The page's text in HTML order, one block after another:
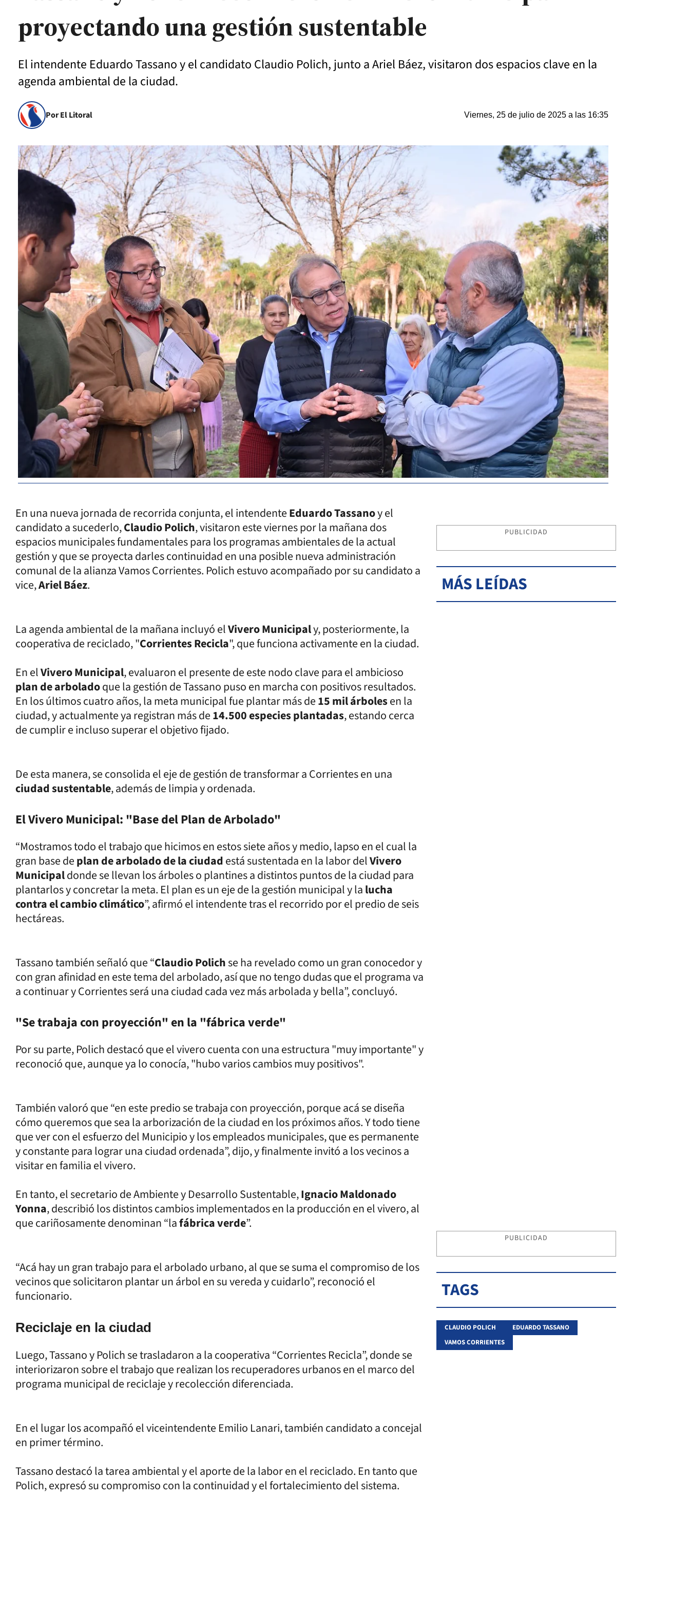
proyectando una gestión sustentable
El intendente Eduardo Tassano y el candidato Claudio Polich, junto a Ariel Báez, visitaron dos espacios clave en la
agenda ambiental de la ciudad.
Por El Litoral Viernes, 25 de julio de 2025 a las 16:35
En una nueva jornada de recorrida conjunta, el intendenteEduardo Tassanoy el
candidato a sucederlo,Claudio Polich, visitaron este viernes por la mañana dos
espacios municipales fundamentales para los programas ambientales de la actual
gestión y que se proyecta darles continuidad en una posible nueva administración
comunal de la alianza Vamos Corrientes. Polich estuvo acompañado por su candidato a
vice,Ariel Báez.
La agenda ambiental de la mañana incluyó elVivero Municipaly, posteriormente, la
cooperativa de reciclado, "Corrientes Recicla", que funciona activamente en la ciudad.
En elVivero Municipal, evaluaron el presente de este nodo clave para el ambicioso
plan de arboladoque la gestión de Tassano puso en marcha con positivos resultados.
En los últimos cuatro años, la meta municipal fue plantar más de15 mil árbolesen la
ciudad, y actualmente ya registran más de14.500 especies plantadas, estando cerca
de cumplir e incluso superar el objetivo fijado.
De esta manera, se consolida el eje de gestión de transformar a Corrientes en una
ciudad sustentable, además de limpia y ordenada.
El Vivero Municipal: "Base del Plan de Arbolado"
“Mostramos todo el trabajo que hicimos en estos siete años y medio, lapso en el cual la
gran base deplan de arbolado de la ciudadestá sustentada en la labor delVivero
Municipaldonde se llevan los árboles o plantines a distintos puntos de la ciudad para
plantarlos y concretar la meta. El plan es un eje de la gestión municipal y lalucha
contra el cambio climático”, afirmó el intendente tras el recorrido por el predio de seis
hectáreas.
Tassano también señaló que “Claudio Polichse ha revelado como un gran conocedor y
con gran afinidad en este tema del arbolado, así que no tengo dudas que el programa va
a continuar y Corrientes será una ciudad cada vez más arbolada y bella”, concluyó.
"Se trabaja con proyección" en la "fábrica verde"
Por su parte, Polich destacó que el vivero cuenta con una estructura "muy importante" y
reconoció que, aunque ya lo conocía, "hubo varios cambios muy positivos".
También valoró que “en este predio se trabaja con proyección, porque acá se diseña
cómo queremos que sea la arborización de la ciudad en los próximos años. Y todo tiene
que ver con el esfuerzo del Municipio y los empleados municipales, que es permanente
y constante para lograr una ciudad ordenada”, dijo, y finalmente invitó a los vecinos a
visitar en familia el vivero.
En tanto, el secretario de Ambiente y Desarrollo Sustentable,Ignacio Maldonado
Yonna, describió los distintos cambios implementados en la producción en el vivero, al
que cariñosamente denominan “lafábrica verde”.
“Acá hay un gran trabajo para el arbolado urbano, al que se suma el compromiso de los
vecinos que solicitaron plantar un árbol en su vereda y cuidarlo”, reconoció el
funcionario.
Reciclaje en la ciudad
Luego, Tassano y Polich se trasladaron a la cooperativa “Corrientes Recicla”, donde se
interiorizaron sobre el trabajo que realizan los recuperadores urbanos en el marco del
programa municipal de reciclaje y recolección diferenciada.
En el lugar los acompañó el viceintendente Emilio Lanari, también candidato a concejal
en primer término.
Tassano destacó la tarea ambiental y el aporte de la labor en el reciclado. En tanto que
Polich, expresó su compromiso con la continuidad y el fortalecimiento del sistema.
PUBLICIDAD
MÁS LEÍDAS
PUBLICIDAD
TAGS
CLAUDIO POLICH
EDUARDO TASSANO
VAMOS CORRIENTES